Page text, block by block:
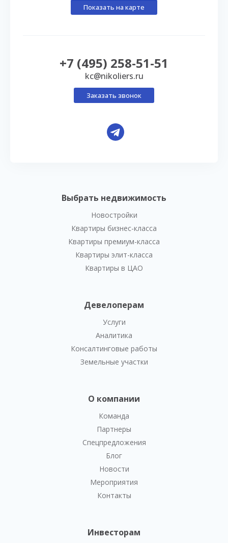
Выбрать недвижимость
Новостройки
Квартиры бизнес-класса
Квартиры премиум-класса
Квартиры элит-класса
Квартиры в ЦАО
Девелоперам
Услуги
Аналитика
Консалтинговые работы
Земельные участки
О компании
Команда
Партнеры
Спецпредложения
Блог
Новости
Мероприятия
Контакты
Инвесторам
Показать на карте
+7 (495) 258-51-51
kc@nikoliers.ru
Заказать звонок